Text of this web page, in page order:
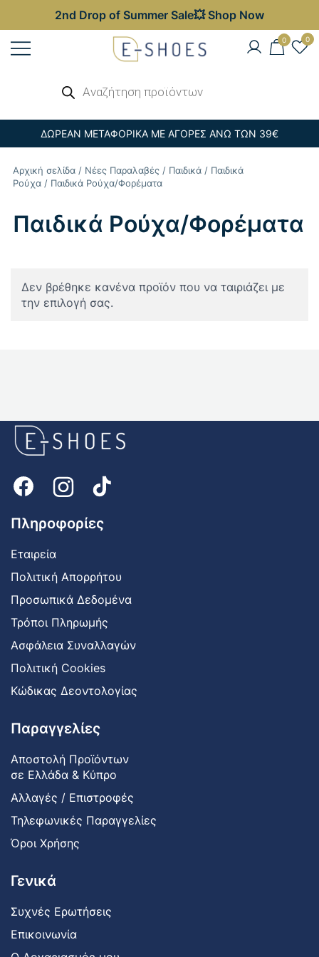
2nd Drop of Summer Sale💥 Shop Now
Παπούτσια – Επώνυμες Τσάντες στις
0 0
προϊόντων
ΔΩΡΕΑΝ ΜΕΤΑΦΟΡΙΚΑ ΜΕ ΑΓΟΡΕΣ ΑΝΩ ΤΩΝ 39€
Αρχική σελίδα / Νέες Παραλαβές / Παιδικά / Παιδικά
Ρούχα / Παιδικά Ρούχα/Φορέματα
Παιδικά Ρούχα/Φορέματα
Δεν βρέθηκε κανένα προϊόν που να ταιριάζει με
την επιλογή σας.
Πληροφορίες
Εταιρεία
Πολιτική Απορρήτου
Προσωπικά Δεδομένα
Τρόποι Πληρωμής
Ασφάλεια Συναλλαγών
Πολιτική Cookies
Κώδικας Δεοντολογίας
Παραγγελίες
Αποστολή Προϊόντων
σε Ελλάδα & Κύπρο
Αλλαγές / Επιστροφές
Τηλεφωνικές Παραγγελίες
Όροι Χρήσης
Γενικά
Συχνές Ερωτήσεις
Επικοινωνία